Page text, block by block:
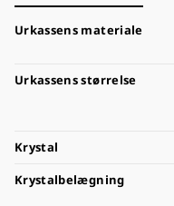
Urkassens materiale
Urkassens størrelse
Krystal
Krystalbelægning